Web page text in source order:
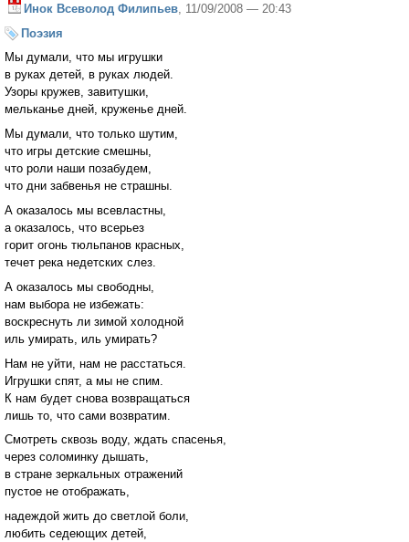
Инок Всеволод Филипьев , 11/09/2008 — 20:43
Поэзия
Мы думали, что мы игрушки
в руках детей, в руках людей.
Узоры кружев, завитушки,
мельканье дней, круженье дней.
Мы думали, что только шутим,
что игры детские смешны,
что роли наши позабудем,
что дни забвенья не страшны.
А оказалось мы всевластны,
а оказалось, что всерьез
горит огонь тюльпанов красных,
течет река недетских слез.
А оказалось мы свободны,
нам выбора не избежать:
воскреснуть ли зимой холодной
иль умирать, иль умирать?
Нам не уйти, нам не расстаться.
Игрушки спят, а мы не спим.
К нам будет снова возвращаться
лишь то, что сами возвратим.
Смотреть сквозь воду, ждать спасенья,
через соломинку дышать,
в стране зеркальных отражений
пустое не отображать,
надеждой жить до светлой боли,
любить седеющих детей,